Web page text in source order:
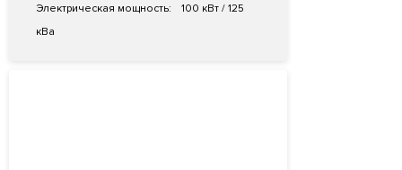
Электрическая мощность:
100 кВт / 125
кВа